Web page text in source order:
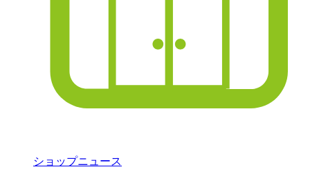
ショップニュース